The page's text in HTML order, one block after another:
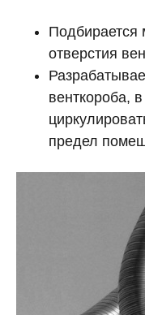
Подбирается
отверстия
венткороба,
предел